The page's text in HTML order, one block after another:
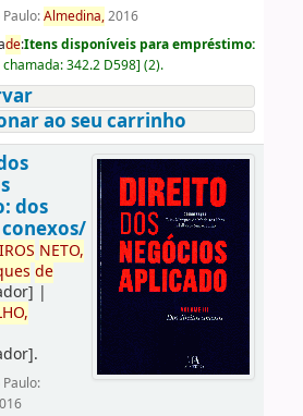
Paulo:Almedina,2016
de:Itens disponíveis para empréstimo:
chamada:342.2 D598] (2).
ao seu carrinho
dos
IROS NETO,
de
|
.
Paulo: